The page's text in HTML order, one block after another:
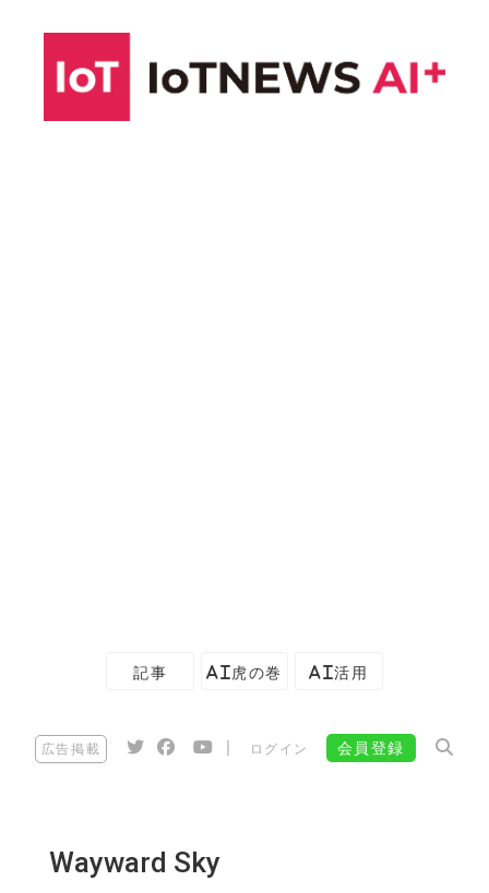
記事 AI虎の巻 AI活用
広告掲載 ログイン 会員登録
Wayward Sky